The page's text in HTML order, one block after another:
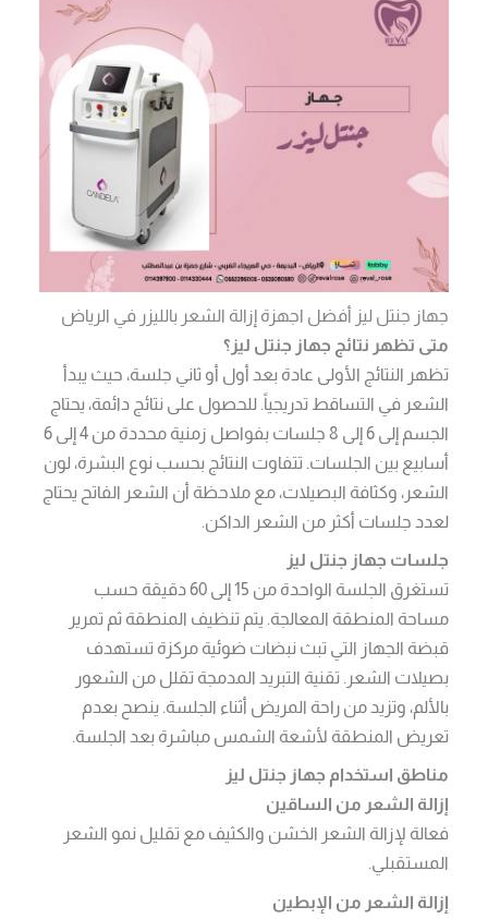
جهاز جنتل ليز أفضل اجهزة إزالة الشعر بالليزر في الرياض
متى تظهر نتائج جهاز جنتل ليز؟
تظهر النتائج الأولى عادة بعد أول أو ثاني جلسة، حيث يبدأ
الشعر في التساقط تدريجياً. للحصول على نتائج دائمة، يحتاج
الجسم إلى 6 إلى 8 جلسات بفواصل زمنية محددة من 4 إلى 6
أسابيع بين الجلسات. تتفاوت النتائج بحسب نوع البشرة، لون
الشعر، وكثافة البصيلات، مع ملاحظة أن الشعر الفاتح يحتاج
لعدد جلسات أكثر من الشعر الداكن.
جلسات جهاز جنتل ليز
تستغرق الجلسة الواحدة من 15 إلى 60 دقيقة حسب
مساحة المنطقة المعالجة. يتم تنظيف المنطقة ثم تمرير
قبضة الجهاز التي تبث نبضات ضوئية مركزة تستهدف
بصيلات الشعر. تقنية التبريد المدمجة تقلل من الشعور
بالألم، وتزيد من راحة المريض أثناء الجلسة. ينصح بعدم
تعريض المنطقة لأشعة الشمس مباشرة بعد الجلسة.
مناطق استخدام جهاز جنتل ليز
إزالة الشعر من الساقين
فعالة لإزالة الشعر الخشن والكثيف مع تقليل نمو الشعر
المستقبلي.
إزالة الشعر من الإبطين